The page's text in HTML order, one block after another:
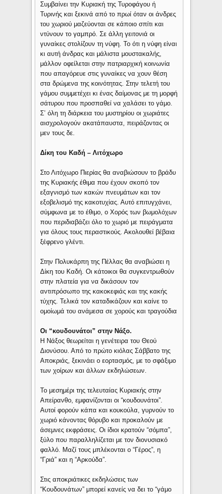
Συμβαίνει την Κυριακή της Τυροφάγου ή
Τυρινής και ξεκινά από το πρωί όταν οι άνδρες
του χωριού μαζεύονται σε κάποιο σπίτι και
ντύνουν το γαμπρό. Σε άλλη γειτονιά οι
γυναίκες στολίζουν τη νύφη. Το ότι η νύφη είναι
κι αυτή άνδρας και μάλιστα μουστακαλής,
μάλλον οφείλεται στην πατριαρχική κοινωνία
που απαγόρευε στις γυναίκες να χουν θέση
στα δρώμενα της κοινότητας. Στην τελετή του
γάμου συμμετέχει κι ένας δαίμονας με τη μορφή
σάτυρου που προσπαθεί να χαλάσει το γάμο.
Σ’ όλη τη διάρκεια του μυστηρίου οι χωριάτες
αισχρολογούν ακατάπαυστα, πειράζοντας οι
μεν τους δε.
Δίκη του Καδή – Λιτόχωρο
Στο Λιτόχωρο Πιερίας θα αναβιώσουν το βράδυ
της Κυριακής έθιμα που έχουν σκοπό τον
εξαγνισμό των κακών πνευμάτων και τον
εξοβελισμό της κακοτυχίας. Αυτό επιτυγχάνει,
σύμφωνα με το έθιμο, ο Χορός των βωμολόχων
που περιδιαβάζει όλο το χωριό με πειράγματα
για όλους τους περαστικούς. Ακολουθεί βέβαια
ξέφρενο γλέντι.
Στην Πολυκάρπη της Πέλλας θα αναβιώσει η
Δίκη του Καδή. Οι κάτοικοι θα συγκεντρωθούν
στην πλατεία για να δικάσουν τον
αντιπρόσωπο της κακοκεφιάς και της κακής
τύχης. Τελικά τον καταδικάζουν και καίνε το
ομοίωμά του ανάμεσα σε χορούς και τραγούδια
Οι “κουδουνάτοι” στην Νάξο.
Η Νάξος θεωρείται η γενέτειρα του Θεού
Διονύσου. Από το πρώτο κιόλας Σάββατο της
Αποκριάς, ξεκινάει ο εορτασμός, με το σφάξιμο
των χοίρων και άλλων εκδηλώσεων.
Το μεσημέρι της τελευταίας Κυριακής στην
Απείρανθο, εμφανίζονται οι “κουδουνάτοι”.
Αυτοί φορούν κάπα και κουκούλα, γυρνούν το
χωριό κάνοντας θόρυβο και προκαλούν με
άσεμνες εκφράσεις. Οι ίδιοι κρατούν “σόμπα”,
ξύλο που παραλληλίζεται με τον διονυσιακό
φαλλό. Μαζί τους μπλέκονται ο “Γέρος”, η
“Γριά” και η “Αρκούδα”.
Στις αποκριάτικες εκδηλώσεις των
“Κουδουνάτων” μπορεί κανείς να δει το “γάμο